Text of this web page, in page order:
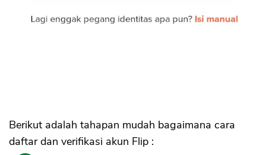
Berikut adalah tahapan mudah bagaimana cara
daftar dan verifikasi akun Flip :